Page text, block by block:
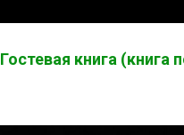
Гостевая книга (книга